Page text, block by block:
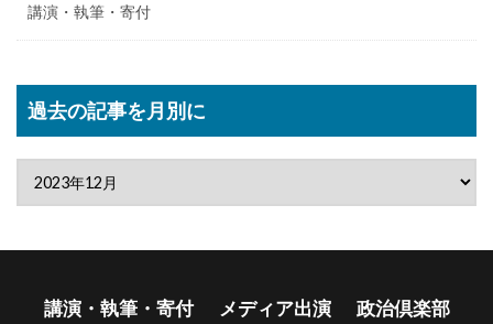
講演・執筆・寄付
過去の記事を月別に
講演・執筆・寄付 メディア出演
政治倶楽部